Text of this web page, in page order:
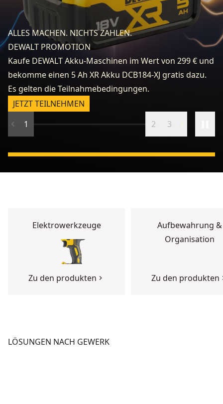
ALLES MACHEN. NICHTS ZAHLEN.
DEWALT PROMOTION
Kaufe DEWALT Akku-Maschinen im Wert von 299 € und
bekomme einen 5 Ah XR Akku DCB184-XJ gratis dazu.
Es gelten die Teilnahmebedingungen.
JETZT TEILNEHMEN
1
2 3
Elektrowerkzeuge
Zu den produkten
Aufbewahrung &
Organisation
Zu den produkten
LÖSUNGEN NACH GEWERK